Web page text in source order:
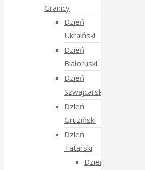
Granicy
Dzień
Ukraiński
Dzień
Białoruski
Dzień
Szwajcarski
Dzień
Gruziński
Dzień
Tatarski
Dzień